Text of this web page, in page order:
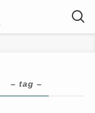
– tag –